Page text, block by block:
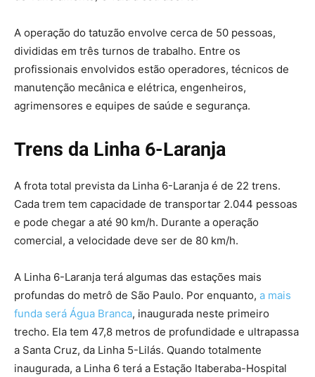
A operação do tatuzão envolve cerca de 50 pessoas,
divididas em três turnos de trabalho. Entre os
profissionais envolvidos estão operadores, técnicos de
manutenção mecânica e elétrica, engenheiros,
agrimensores e equipes de saúde e segurança.
Trens da Linha 6-Laranja
A frota total prevista da Linha 6-Laranja é de 22 trens.
Cada trem tem capacidade de transportar 2.044 pessoas
e pode chegar a até 90 km/h. Durante a operação
comercial, a velocidade deve ser de 80 km/h.
A Linha 6-Laranja terá algumas das estações mais
profundas do metrô de São Paulo. Por enquanto, a mais
funda será Água Branca, inaugurada neste primeiro
trecho. Ela tem 47,8 metros de profundidade e ultrapassa
a Santa Cruz, da Linha 5-Lilás. Quando totalmente
inaugurada, a Linha 6 terá a Estação Itaberaba-Hospital